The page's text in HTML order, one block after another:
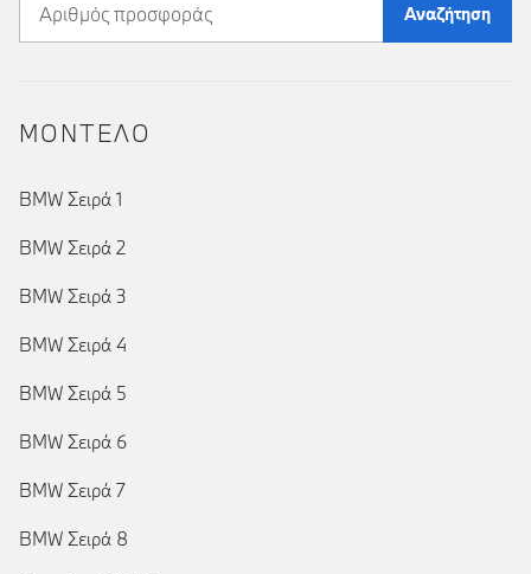
Αναζήτηση
ΜΟΝΤΕΛΟ
BMW Σειρά 1
BMW Σειρά 2
BMW Σειρά 3
BMW Σειρά 4
BMW Σειρά 5
BMW Σειρά 6
BMW Σειρά 7
BMW Σειρά 8